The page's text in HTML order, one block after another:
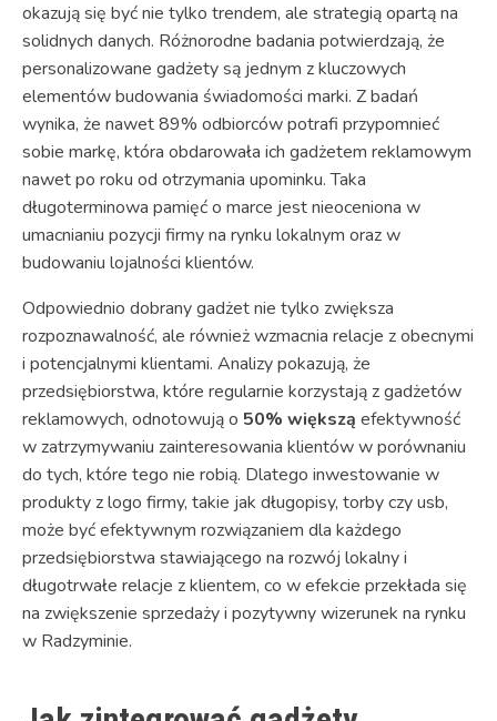
okazują się być nie tylko trendem, ale strategią opartą na
solidnych danych. Różnorodne badania potwierdzają, że
personalizowane gadżety są jednym z kluczowych
elementów budowania świadomości marki. Z badań
wynika, że nawet 89% odbiorców potrafi przypomnieć
sobie markę, która obdarowała ich gadżetem reklamowym
nawet po roku od otrzymania upominku. Taka
długoterminowa pamięć o marce jest nieoceniona w
umacnianiu pozycji firmy na rynku lokalnym oraz w
budowaniu lojalności klientów.
Odpowiednio dobrany gadżet nie tylko zwiększa
rozpoznawalność, ale również wzmacnia relacje z obecnymi
i potencjalnymi klientami. Analizy pokazują, że
przedsiębiorstwa, które regularnie korzystają z gadżetów
reklamowych, odnotowują o 50% większą efektywność
w zatrzymywaniu zainteresowania klientów w porównaniu
do tych, które tego nie robią. Dlatego inwestowanie w
produkty z logo firmy, takie jak długopisy, torby czy usb,
może być efektywnym rozwiązaniem dla każdego
przedsiębiorstwa stawiającego na rozwój lokalny i
długotrwałe relacje z klientem, co w efekcie przekłada się
na zwiększenie sprzedaży i pozytywny wizerunek na rynku
w Radzyminie.